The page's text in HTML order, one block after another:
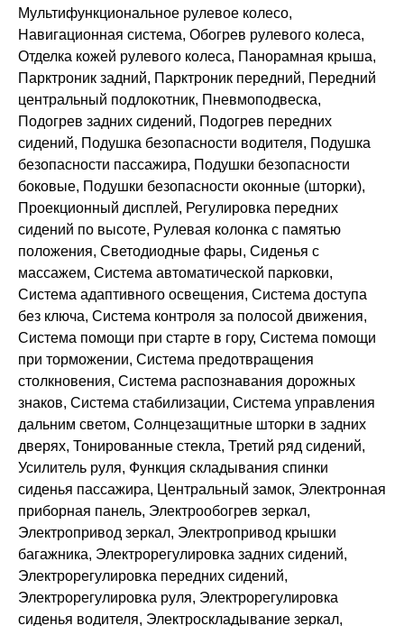
Мультифункциональное рулевое колесо,
Навигационная система, Обогрев рулевого колеса,
Отделка кожей рулевого колеса, Панорамная крыша,
Парктроник задний, Парктроник передний, Передний
центральный подлокотник, Пневмоподвеска,
Подогрев задних сидений, Подогрев передних
сидений, Подушка безопасности водителя, Подушка
безопасности пассажира, Подушки безопасности
боковые, Подушки безопасности оконные (шторки),
Проекционный дисплей, Регулировка передних
сидений по высоте, Рулевая колонка с памятью
положения, Светодиодные фары, Сиденья с
массажем, Система автоматической парковки,
Система адаптивного освещения, Система доступа
без ключа, Система контроля за полосой движения,
Система помощи при старте в гору, Система помощи
при торможении, Система предотвращения
столкновения, Система распознавания дорожных
знаков, Система стабилизации, Система управления
дальним светом, Солнцезащитные шторки в задних
дверях, Тонированные стекла, Третий ряд сидений,
Усилитель руля, Функция складывания спинки
сиденья пассажира, Центральный замок, Электронная
приборная панель, Электрообогрев зеркал,
Электропривод зеркал, Электропривод крышки
багажника, Электрорегулировка задних сидений,
Электрорегулировка передних сидений,
Электрорегулировка руля, Электрорегулировка
сиденья водителя, Электроскладывание зеркал,